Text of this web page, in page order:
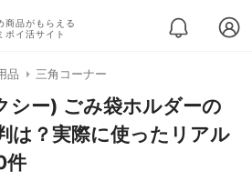
商品がもらえる
ポイ活サイト
品 三角コーナー
ー) ごみ袋ホルダーの
は？実際に使ったリアル
件